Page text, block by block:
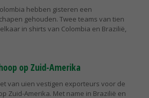
hebben gisteren een
gehouden. Twee teams van tien
in shirts van Colombia en Brazilië,
op Zuid-Amerika
van uien vestigen exporteurs voor de
Zuid-Amerika. Met name in Brazilië en